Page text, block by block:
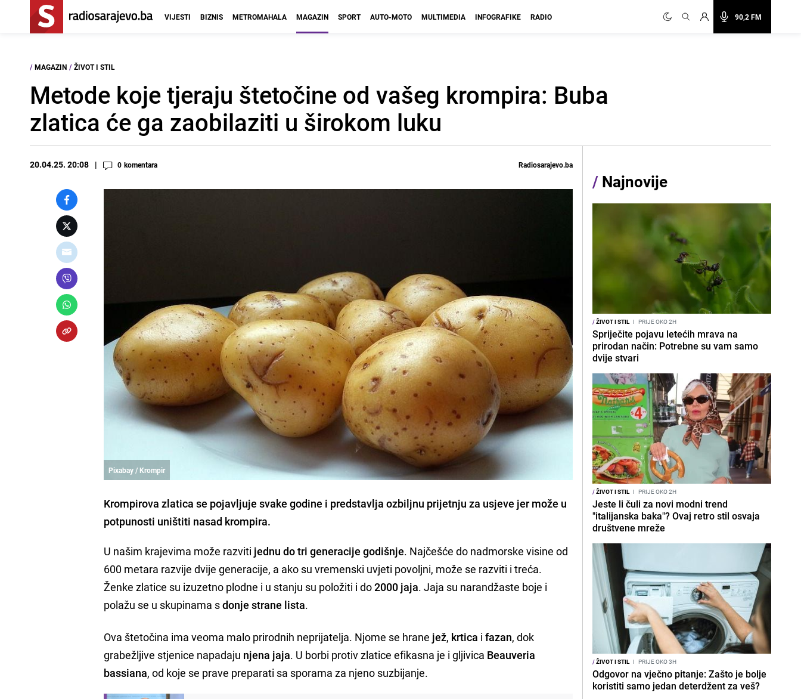
90,2 FM
VIJESTI BIZNIS METROMAHALA MAGAZIN SPORT AUTO-MOTO MULTIMEDIA INFOGRAFIKE RADIO
/ MAGAZIN / ŽIVOT I STIL
Metode koje tjeraju štetočine od vašeg krompira: Buba
zlatica će ga zaobilaziti u širokom luku
20.04.25. 20:08 0 komentara Radiosarajevo.ba
Pixabay / Krompir
Krompirova zlatica se pojavljuje svake godine i predstavlja ozbiljnu prijetnju za usjeve jer može u
potpunosti uništiti nasad krompira.
U našim krajevima može razviti jednu do tri generacije godišnje. Najčešće do nadmorske visine od
600 metara razvije dvije generacije, a ako su vremenski uvjeti povoljni, može se razviti i treća.
Ženke zlatice su izuzetno plodne i u stanju su položiti i do2000 jaja. Jaja su narandžaste boje i
polažu se u skupinama sdonje strane lista.
Ova štetočina ima veoma malo prirodnih neprijatelja. Njome se hrane jež, krtica ifazan, dok
grabežljive stjenice napadaju njena jaja. U borbi protiv zlatice efikasna je i gljivica Beauveria
bassiana, od koje se prave preparati sa sporama za njeno suzbijanje.
/ Najnovije
/ŽIVOT I STIL I PRIJE OKO 2H
Spriječite pojavu letećih mrava na
prirodan način: Potrebne su vam samo
dvije stvari
/ŽIVOT I STIL I PRIJE OKO 2H
Jeste li čuli za novi modni trend
"italijanska baka"? Ovaj retro stil osvaja
društvene mreže
/ŽIVOT I STIL I PRIJE OKO 3H
Odgovor na vječno pitanje: Zašto je bolje
koristiti samo jedan deterdžent za veš?